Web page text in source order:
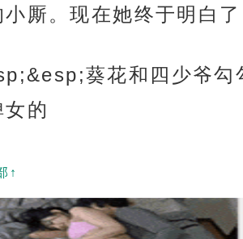
厮。现在她终于明白
葵花和四少爷勾
的
↑